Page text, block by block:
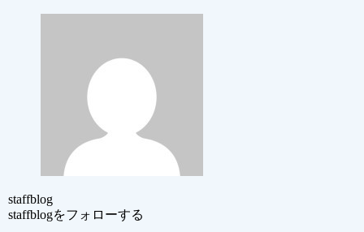
staffblog
staffblogをフォローする